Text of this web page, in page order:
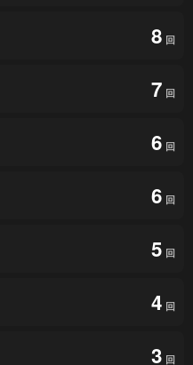
8 回
7 回
6 回
6 回
5 回
4 回
3 回